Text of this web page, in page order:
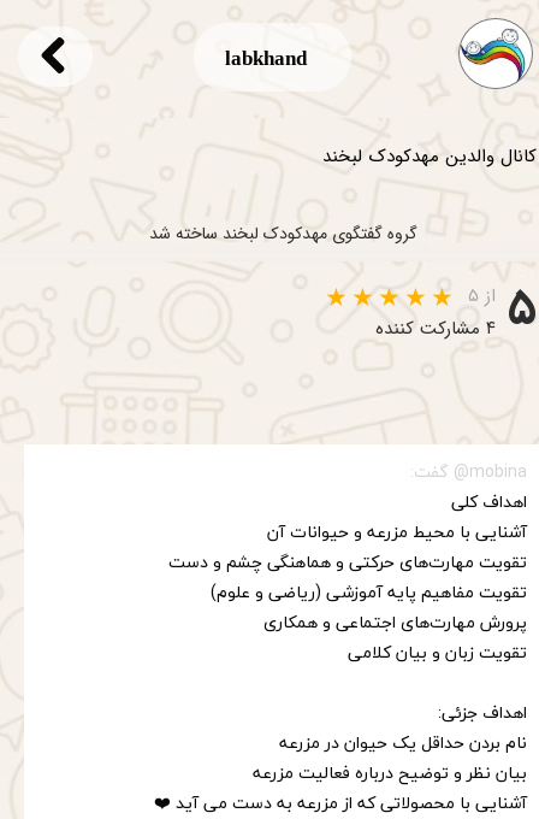
labkhand
کانال والدین مهدکودک لبخند
گروه گفتگوی مهدکودک لبخند ساخته شد
۵ از ۵
۴ مشارکت کننده
mobina@ گفت:
اهداف کلی
آشنایی با محیط مزرعه و حیوانات آن
تقویت مهارت‌های حرکتی و هماهنگی چشم و دست
تقویت مفاهیم پایه آموزشی (ریاضی و علوم)
پرورش مهارت‌های اجتماعی و همکاری
تقویت زبان و بیان کلامی
اهداف جزئی:
نام بردن حداقل یک حیوان در مزرعه
بیان نظر و توضیح درباره فعالیت مزرعه
آشنایی با محصولاتی که از مزرعه به دست می آید ❤️